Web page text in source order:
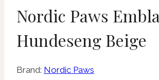
Nordic Paws Embla
Hundeseng Beige
Brand: Nordic Paws